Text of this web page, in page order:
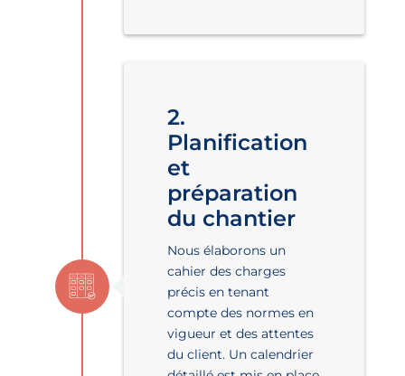
2.
Planification
et
préparation
du chantier
Nous élaborons un
cahier des charges
précis en tenant
compte des normes en
vigueur et des attentes
du client. Un calendrier